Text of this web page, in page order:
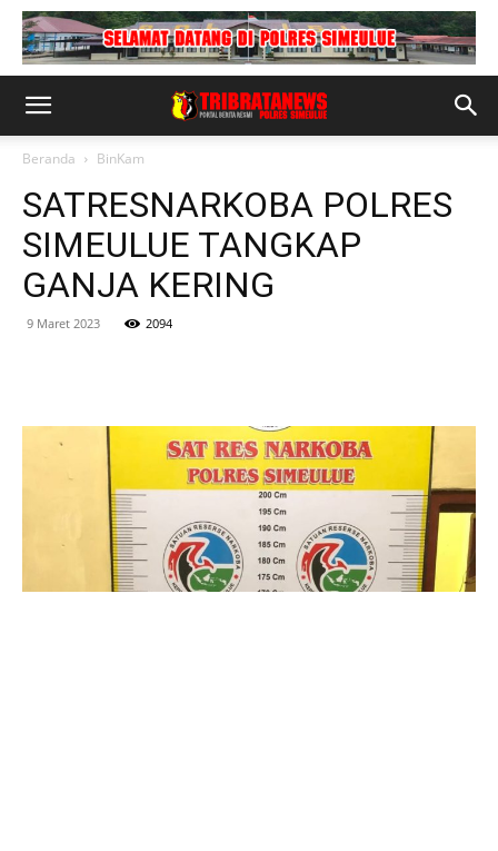
Beranda BinKam
SATRESNARKOBA POLRES
SIMEULUE TANGKAP
GANJA KERING
9 Maret 2023 2094